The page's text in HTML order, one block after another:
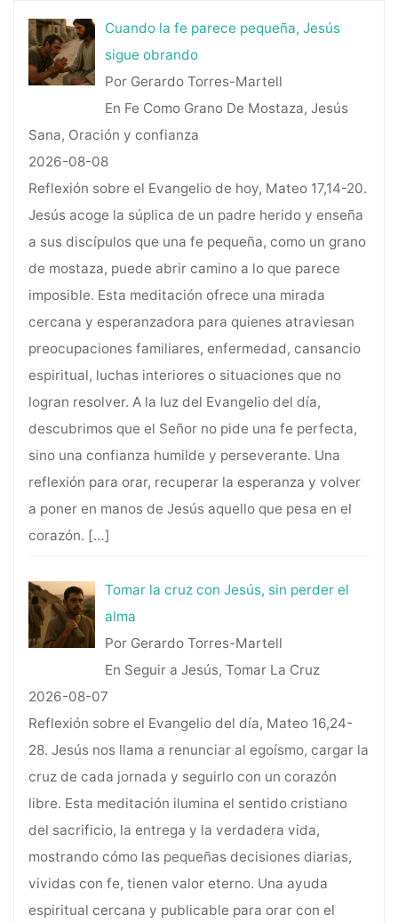
Cuando la fe parece pequeña, Jesús
sigue obrando
Por Gerardo Torres-Martell
En Fe Como Grano De Mostaza, Jesús
Sana, Oración y confianza
2026-08-08
Reflexión sobre el Evangelio de hoy, Mateo 17,14-20.
Jesús acoge la súplica de un padre herido y enseña
a sus discípulos que una fe pequeña, como un grano
de mostaza, puede abrir camino a lo que parece
imposible. Esta meditación ofrece una mirada
cercana y esperanzadora para quienes atraviesan
preocupaciones familiares, enfermedad, cansancio
espiritual, luchas interiores o situaciones que no
logran resolver. A la luz del Evangelio del día,
descubrimos que el Señor no pide una fe perfecta,
sino una confianza humilde y perseverante. Una
reflexión para orar, recuperar la esperanza y volver
a poner en manos de Jesús aquello que pesa en el
corazón. […]
Tomar la cruz con Jesús, sin perder el
alma
Por Gerardo Torres-Martell
En Seguir a Jesús, Tomar La Cruz
2026-08-07
Reflexión sobre el Evangelio del día, Mateo 16,24-
28. Jesús nos llama a renunciar al egoísmo, cargar la
cruz de cada jornada y seguirlo con un corazón
libre. Esta meditación ilumina el sentido cristiano
del sacrificio, la entrega y la verdadera vida,
mostrando cómo las pequeñas decisiones diarias,
vividas con fe, tienen valor eterno. Una ayuda
espiritual cercana y publicable para orar con el